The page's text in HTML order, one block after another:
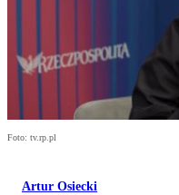
Foto: tv.rp.pl
Artur Osiecki